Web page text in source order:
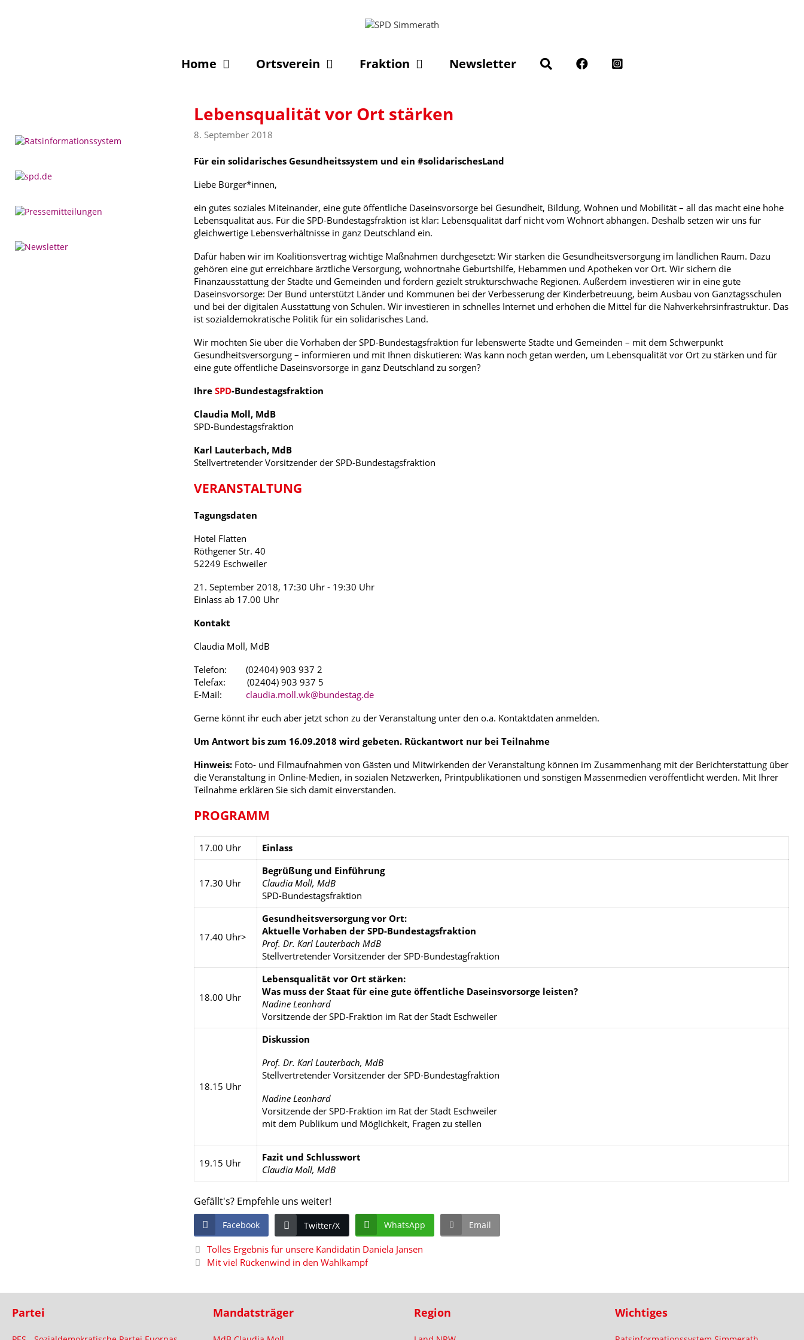
Home Ortsverein Fraktion Newsletter
Lebensqualität vor Ort stärken
8. September 2018
Für ein solidarisches Gesundheitssystem und ein #solidarischesLand
Liebe Bürger*innen,
ein gutes soziales Miteinander, eine gute öffentliche Daseinsvorsorge bei Gesundheit, Bildung, Wohnen und Mobilität – all das macht eine hohe
Lebensqualität aus. Für die SPD-Bundestagsfraktion ist klar: Lebensqualität darf nicht vom Wohnort abhängen. Deshalb setzen wir uns für
gleichwertige Lebensverhältnisse in ganz Deutschland ein.
Dafür haben wir im Koalitionsvertrag wichtige Maßnahmen durchgesetzt: Wir stärken die Gesundheitsversorgung im ländlichen Raum. Dazu
gehören eine gut erreichbare ärztliche Versorgung, wohnortnahe Geburtshilfe, Hebammen und Apotheken vor Ort. Wir sichern die
Finanzausstattung der Städte und Gemeinden und fördern gezielt strukturschwache Regionen. Außerdem investieren wir in eine gute
Daseinsvorsorge: Der Bund unterstützt Länder und Kommunen bei der Verbesserung der Kinderbetreuung, beim Ausbau von Ganztagsschulen
und bei der digitalen Ausstattung von Schulen. Wir investieren in schnelles Internet und erhöhen die Mittel für die Nahverkehrsinfrastruktur. Das
ist sozialdemokratische Politik für ein solidarisches Land.
Wir möchten Sie über die Vorhaben der SPD-Bundestagsfraktion für lebenswerte Städte und Gemeinden – mit dem Schwerpunkt
Gesundheitsversorgung – informieren und mit Ihnen diskutieren: Was kann noch getan werden, um Lebensqualität vor Ort zu stärken und für
eine gute öffentliche Daseinsvorsorge in ganz Deutschland zu sorgen?
Ihre SPD-Bundestagsfraktion
Claudia Moll, MdB
SPD-Bundestagsfraktion
Karl Lauterbach, MdB
Stellvertretender Vorsitzender der SPD-Bundestagsfraktion
VERANSTALTUNG
Tagungsdaten
Hotel Flatten
Röthgener Str. 40
52249 Eschweiler
21. September 2018, 17:30 Uhr - 19:30 Uhr
Einlass ab 17.00 Uhr
Kontakt
Claudia Moll, MdB
Telefon: (02404) 903 937 2
Telefax: (02404) 903 937 5
E-Mail: claudia.moll.wk@bundestag.de
Gerne könnt ihr euch aber jetzt schon zu der Veranstaltung unter den o.a. Kontaktdaten anmelden.
Um Antwort bis zum 16.09.2018 wird gebeten. Rückantwort nur bei Teilnahme
Hinweis:Foto- und Filmaufnahmen von Gästen und Mitwirkenden der Veranstaltung können im Zusammenhang mit der Berichterstattung über
die Veranstaltung in Online-Medien, in sozialen Netzwerken, Printpublikationen und sonstigen Massenmedien veröffentlicht werden. Mit Ihrer
Teilnahme erklären Sie sich damit einverstanden.
PROGRAMM
17.00 Uhr Einlass
17.30 Uhr
Begrüßung und Einführung
Claudia Moll, MdB
SPD-Bundestagsfraktion
17.40 Uhr>
Gesundheitsversorgung vor Ort:
Aktuelle Vorhaben der SPD-Bundestagsfraktion
Prof. Dr. Karl Lauterbach MdB
Stellvertretender Vorsitzender der SPD-Bundestagfraktion
18.00 Uhr
Lebensqualität vor Ort stärken:
Was muss der Staat für eine gute öffentliche Daseinsvorsorge leisten?
Nadine Leonhard
Vorsitzende der SPD-Fraktion im Rat der Stadt Eschweiler
18.15 Uhr
Diskussion
Prof. Dr. Karl Lauterbach, MdB
Stellvertretender Vorsitzender der SPD-Bundestagfraktion
Nadine Leonhard
Vorsitzende der SPD-Fraktion im Rat der Stadt Eschweiler
mit dem Publikum und Möglichkeit, Fragen zu stellen
19.15 Uhr
Fazit und Schlusswort
Claudia Moll, MdB
Gefällt's? Empfehle uns weiter!
Facebook Twitter/X WhatsApp Email
Tolles Ergebnis für unsere Kandidatin Daniela Jansen
Mit viel Rückenwind in den Wahlkampf
Partei Mandatsträger Region Wichtiges